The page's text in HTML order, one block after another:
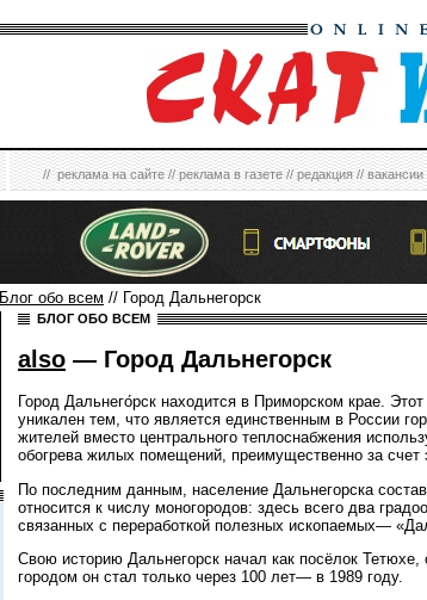
//реклама на сайте//реклама в газете//редакция//вакансии
Блог обо всем // Город Дальнегорск
БЛОГ ОБО ВСЕМ
also — Город Дальнегорск
Город Дальнего́рск находится в Приморском крае. Этот
уникален тем, что является единственным в России
жителей вместо центрального теплоснабжения
обогрева жилых помещений, преимущественно за счет
По последним данным, население Дальнегорска
относится к числу моногородов: здесь всего два
связанных с переработкой полезных ископаемых—
Свою историю Дальнегорск начал как посёлок Тетюхе,
городом он стал только через 100 лет— в 1989 году.